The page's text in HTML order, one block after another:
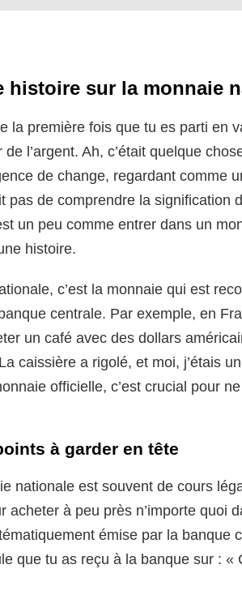
histoire sur la monnaie
la première fois que tu es parti en
l’argent. Ah, c’était quelque
de change, regardant comme
pas de comprendre la signification
un peu comme entrer dans un
histoire.
c’est la monnaie qui est
centrale. Par exemple, en
un café avec des dollars
caissière a rigolé, et moi, j’étais
officielle, c’est crucial pour
à garder en tête
nationale est souvent de cours
acheter à peu près n’importe quoi
émise par la banque
que tu as reçu à la banque sur : «